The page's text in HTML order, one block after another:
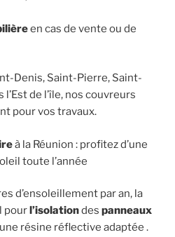
en cas de vente ou de
Denis, Saint-Pierre, Saint-
l’Est de l’île, nos couvreurs
pour vos travaux.
à la Réunion : profitez d’une
toute l’année
d’ensoleillement par an, la
pourl’isolationdes panneaux
résine réflective adaptée .